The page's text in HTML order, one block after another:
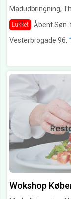
Madudbringning,
Lukket
Åbent Søn.
Vesterbrogade 96,
Wokshop